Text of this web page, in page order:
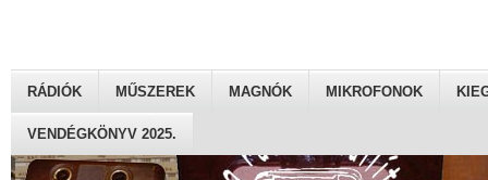
RÁDIÓK MŰSZEREK MAGNÓK MIKROFONOK
VENDÉGKÖNYV 2025.